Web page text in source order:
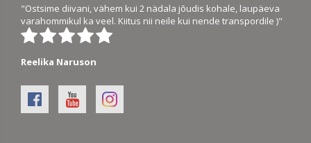
"Ostsime diivani, vähem kui 2 nädala jõudis kohale, laupäeva
varahommikul ka veel. Kiitus nii neile kui nende transpordile )"
Reelika Naruson